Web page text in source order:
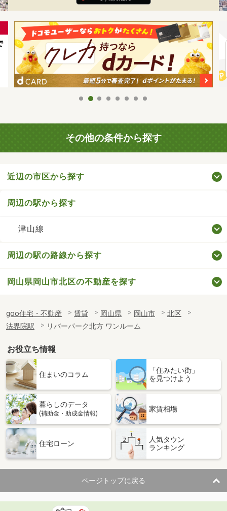
その他の条件から探す
近辺の市区から探す
周辺の駅から探す
津山線
周辺の駅の路線から探す
岡山県岡山市北区の不動産を探す
goo住宅・不動産 賃貸 岡山県 岡山市
北区
法界院駅
リバーパーク北方 ワンルーム
お役立ち情報
住まいのコラム
「住みたい街」
を見つけよう
暮らしのデータ
(補助金・助成金情報)
家賃相場
住宅ローン
人気タウン
ランキング
ページトップに戻る